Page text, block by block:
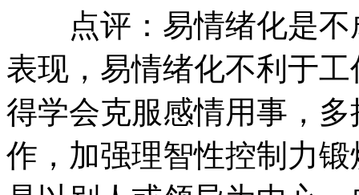
点评：易情绪化是不
表现，易情绪化不利于
得学会克服感情用事，
作，加强理智性控制力